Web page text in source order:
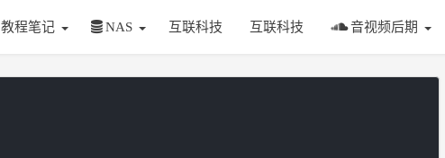
教程笔记 NAS 互联科技 互联科技 音视频后期